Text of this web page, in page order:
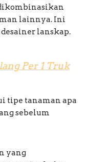
lainnya. Ini
lanskap.
Per 1 Truk
tipe tanaman apa
sebelum
yang